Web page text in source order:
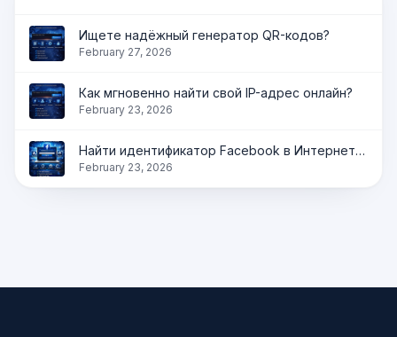
Ищете надёжный генератор QR-кодов?
February 27, 2026
Как мгновенно найти свой IP-адрес онлайн?
February 23, 2026
Найти идентификатор Facebook в Интернете | Получить идентификатор профиля, страницы и группы мгновенно
February 23, 2026